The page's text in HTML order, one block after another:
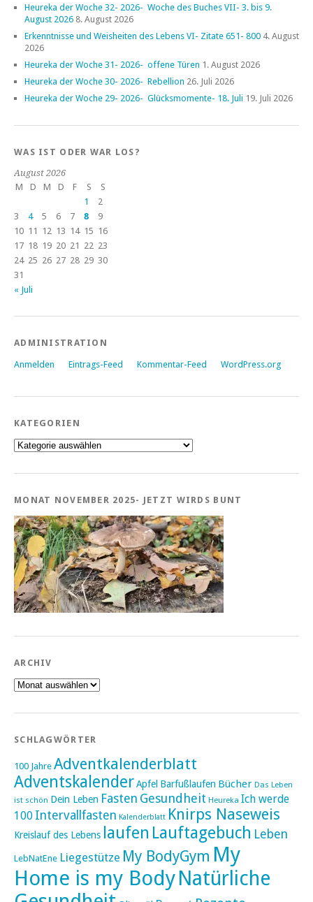
Heureka der Woche 32- 2026- Woche des Buches VII- 3. bis 9.
August 2026 8. August 2026
Erkenntnisse und Weisheiten des Lebens VI- Zitate 651- 800 4. August
2026
Heureka der Woche 31- 2026- offene Türen 1. August 2026
Heureka der Woche 30- 2026- Rebellion 26. Juli 2026
Heureka der Woche 29- 2026- Glücksmomente- 18. Juli 19. Juli 2026
WAS IST ODER WAR LOS?
August 2026
M
D M D F S
S
1
2
3
4 5 6 7 8
9
10 11 12 13 14 15 16
17 18 19 20 21 22 23
24 25 26 27 28 29 30
31
« Juli
ADMINISTRATION
Anmelden Eintrags-Feed Kommentar-Feed WordPress.org
KATEGORIEN
Kategorien
MONAT NOVEMBER 2025- JETZT WIRDS BUNT
ARCHIV
Archiv
SCHLAGWÖRTER
100 Jahre Adventkalenderblatt
AdventskalenderApfel Barfußlaufen Bücher Das Leben
ist schön Dein Leben Fasten Gesundheit Heureka Ich werde
100 Intervallfasten Kalenderblatt Knirps Naseweis
Kreislauf des Lebens laufen Lauftagebuch Leben
LebNatEne Liegestütze My BodyGym My
Home is my BodyNatürliche